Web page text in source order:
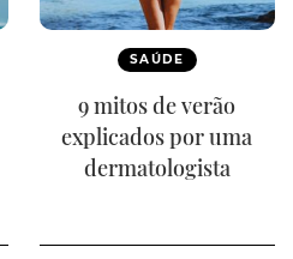
SAÚDE
9 mitos de verão
explicados por uma
dermatologista